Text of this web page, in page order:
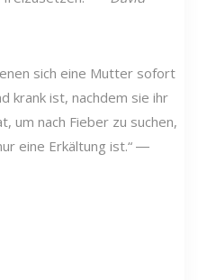
sich eine Mutter sofort
krank ist, nachdem sie ihr
um nach Fieber zu suchen,
eine Erkältung ist.“ ―